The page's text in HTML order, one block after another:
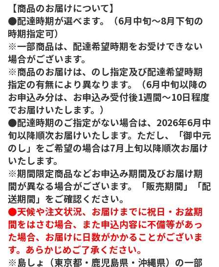
【商品のお届けについて】
●配達時期が選べます。（6月中旬～8月下旬の
時期指定可）
※一部商品は、配達希望時期をお受けできない
場合がございます。
※商品のお届けは、のし指定及び配達希望時期
指定の有無により異なります。（6月中旬以降の
お申込み分は、お申込み受付後1週間～10日程度
でお届けいたします。）
●配達時期のご指定がない場合は、2026年6月中
旬以降順次お届けいたします。ただし、「御中元
のし」をご希望の場合は7月上旬以降順次お届け
いたします。
※期間限定商品などお申込み期間及びお届け期
間が異なる場合がございます。「販売期間」「配
送期間」をご確認ください。
●天候や注文状況、お届けまでに祝日・お盆期
間をはさむ場合、また申込内容に不備等があっ
た場合、お届けに日数がかかることがございま
す。あらかじめご了承ください。
※島しょ（東京都・鹿児島県・沖縄県）の一部